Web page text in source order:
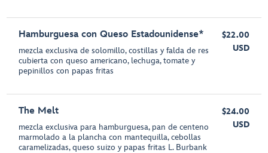
Hamburguesa con Queso Estadounidense*
mezcla exclusiva de solomillo, costillas y falda de res
cubierta con queso americano, lechuga, tomate y
pepinillos con papas fritas
$22.00
USD
The Melt
mezcla exclusiva para hamburguesa, pan de centeno
marmolado a la plancha con mantequilla, cebollas
caramelizadas, queso suizo y papas fritas L. Burbank
$24.00
USD